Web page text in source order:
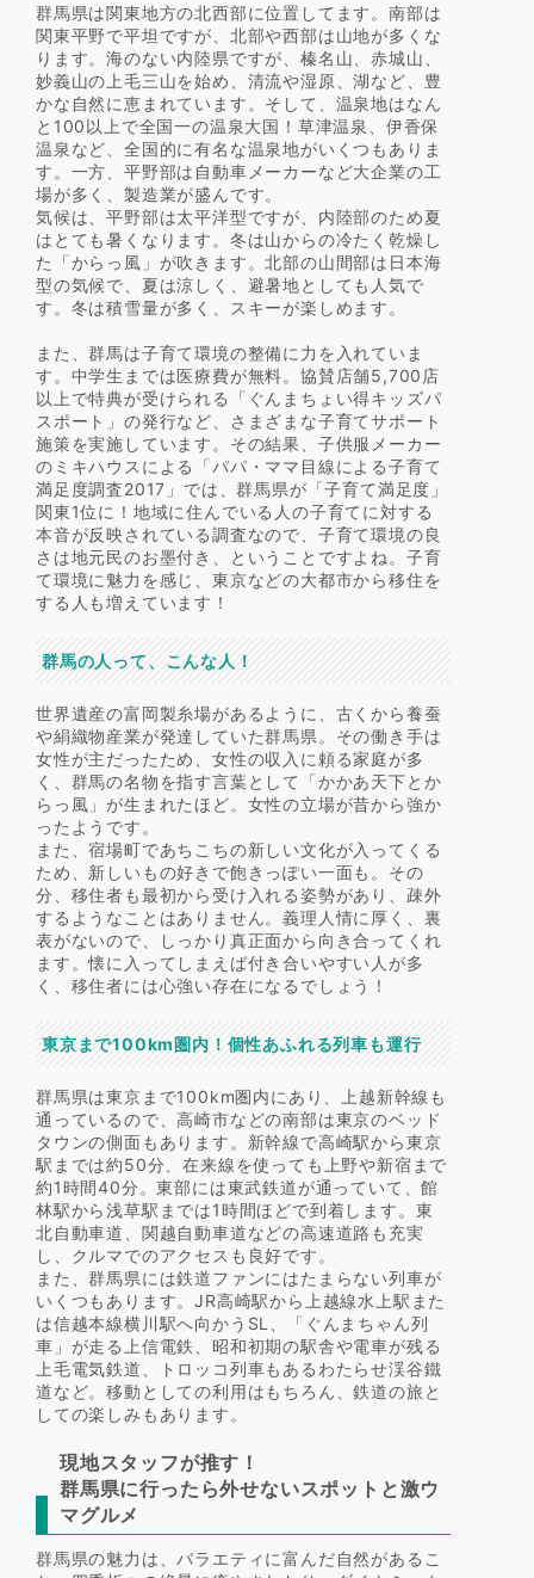
群馬県は関東地方の北西部に位置してます。南部は
関東平野で平坦ですが、北部や西部は山地が多くな
ります。海のない内陸県ですが、榛名山、赤城山、
妙義山の上毛三山を始め、清流や湿原、湖など、豊
かな自然に恵まれています。そして、温泉地はなん
と100以上で全国一の温泉大国！草津温泉、伊香保
温泉など、全国的に有名な温泉地がいくつもありま
す。一方、平野部は自動車メーカーなど大企業の工
場が多く、製造業が盛んです。
気候は、平野部は太平洋型ですが、内陸部のため夏
はとても暑くなります。冬は山からの冷たく乾燥し
た「からっ風」が吹きます。北部の山間部は日本海
型の気候で、夏は涼しく、避暑地としても人気で
す。冬は積雪量が多く、スキーが楽しめます。
また、群馬は子育て環境の整備に力を入れていま
す。中学生までは医療費が無料。協賛店舗5,700店
以上で特典が受けられる「ぐんまちょい得キッズパ
スポート」の発行など、さまざまな子育てサポート
施策を実施しています。その結果、子供服メーカー
のミキハウスによる「パパ・ママ目線による子育て
満足度調査2017」では、群馬県が「子育て満足度」
関東1位に！地域に住んでいる人の子育てに対する
本音が反映されている調査なので、子育て環境の良
さは地元民のお墨付き、ということですよね。子育
て環境に魅力を感じ、東京などの大都市から移住を
する人も増えています！
群馬の人って、こんな人！
世界遺産の富岡製糸場があるように、古くから養蚕
や絹織物産業が発達していた群馬県。その働き手は
女性が主だったため、女性の収入に頼る家庭が多
く、群馬の名物を指す言葉として「かかあ天下とか
らっ風」が生まれたほど。女性の立場が昔から強か
ったようです。
また、宿場町であちこちの新しい文化が入ってくる
ため、新しいもの好きで飽きっぽい一面も。その
分、移住者も最初から受け入れる姿勢があり、疎外
するようなことはありません。義理人情に厚く、裏
表がないので、しっかり真正面から向き合ってくれ
ます。懐に入ってしまえば付き合いやすい人が多
く、移住者には心強い存在になるでしょう！
東京まで100km圏内！個性あふれる列車も運行
群馬県は東京まで100km圏内にあり、上越新幹線も
通っているので、高崎市などの南部は東京のベッド
タウンの側面もあります。新幹線で高崎駅から東京
駅までは約50分、在来線を使っても上野や新宿まで
約1時間40分。東部には東武鉄道が通っていて、館
林駅から浅草駅までは1時間ほどで到着します。東
北自動車道、関越自動車道などの高速道路も充実
し、クルマでのアクセスも良好です。
また、群馬県には鉄道ファンにはたまらない列車が
いくつもあります。JR高崎駅から上越線水上駅また
は信越本線横川駅へ向かうSL、「ぐんまちゃん列
車」が走る上信電鉄、昭和初期の駅舎や電車が残る
上毛電気鉄道、トロッコ列車もあるわたらせ渓谷鐵
道など。移動としての利用はもちろん、鉄道の旅と
しての楽しみもあります。
現地スタッフが推す！
群馬県に行ったら外せないスポットと激ウ
マグルメ
群馬県の魅力は、バラエティに富んだ自然があるこ